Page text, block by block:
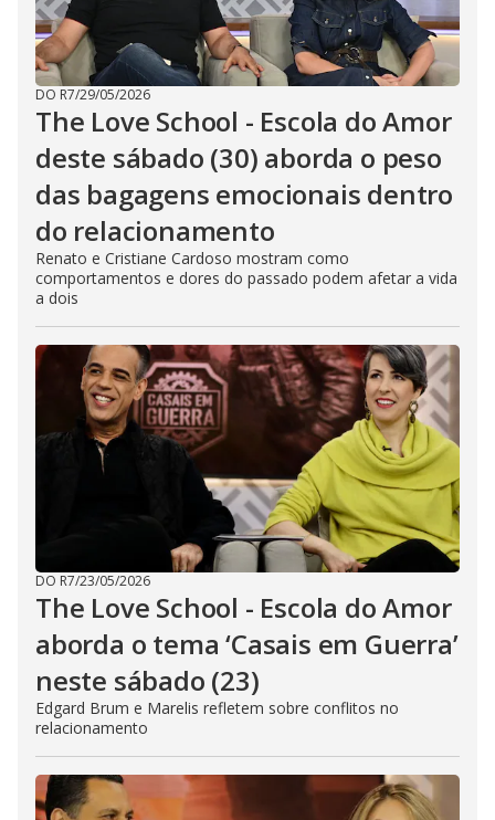
DO R7/29/05/2026
The Love School - Escola do Amor
deste sábado (30) aborda o peso
das bagagens emocionais dentro
do relacionamento
Renato e Cristiane Cardoso mostram como
comportamentos e dores do passado podem afetar a vida
a dois
DO R7/23/05/2026
The Love School - Escola do Amor
aborda o tema ‘Casais em Guerra’
neste sábado (23)
Edgard Brum e Marelis refletem sobre conflitos no
relacionamento